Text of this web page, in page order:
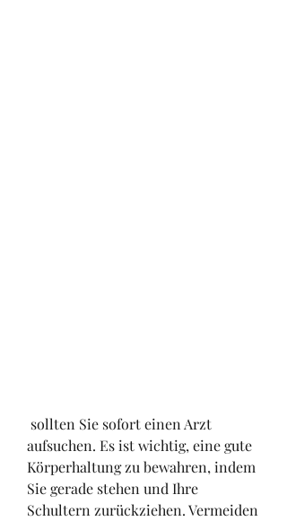
aufsuchen. Es ist wichtig, eine gute
Körperhaltung zu bewahren, indem
Sie gerade stehen und Ihre
Schultern zurückziehen. Vermeiden